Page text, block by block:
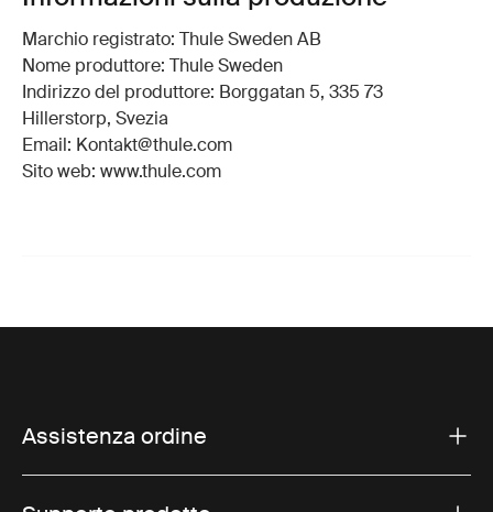
Marchio registrato: Thule Sweden AB
Nome produttore: Thule Sweden
Indirizzo del produttore: Borggatan 5, 335 73
Hillerstorp, Svezia
Email: Kontakt@thule.com
Sito web: www.thule.com
Assistenza ordine